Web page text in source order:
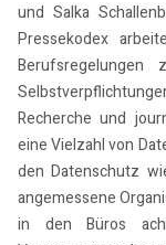
und Salka
Pressekodex
Berufsregelungen
Recherche und
eine Vielzahl von
den Datenschutz
angemessene
in den Büros